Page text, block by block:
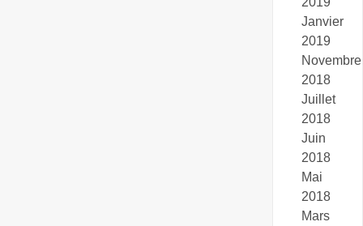
Janvier
2019
Novembre
2018
Juillet
2018
Juin
2018
Mai
2018
Mars